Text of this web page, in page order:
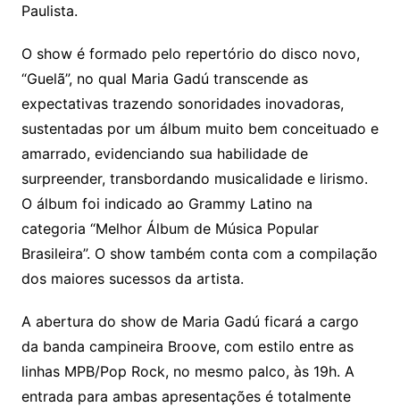
Paulista.
O show é formado pelo repertório do disco novo,
“Guelã”, no qual Maria Gadú transcende as
expectativas trazendo sonoridades inovadoras,
sustentadas por um álbum muito bem conceituado e
amarrado, evidenciando sua habilidade de
surpreender, transbordando musicalidade e lirismo.
O álbum foi indicado ao Grammy Latino na
categoria “Melhor Álbum de Música Popular
Brasileira”. O show também conta com a compilação
dos maiores sucessos da artista.
A abertura do show de Maria Gadú ficará a cargo
da banda campineira Broove, com estilo entre as
linhas MPB/Pop Rock, no mesmo palco, às 19h. A
entrada para ambas apresentações é totalmente